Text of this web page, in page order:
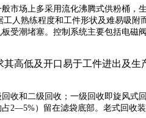
市场上多采用流化沸腾式供粉桶
人熟练程度和工件形状及难易吸
受潮堵塞。控制系统主要包括电磁
高低及开口易于工件进出及生
收和二级回收；一级回收即旋风
2—5%）留在滤袋底部。老式回收